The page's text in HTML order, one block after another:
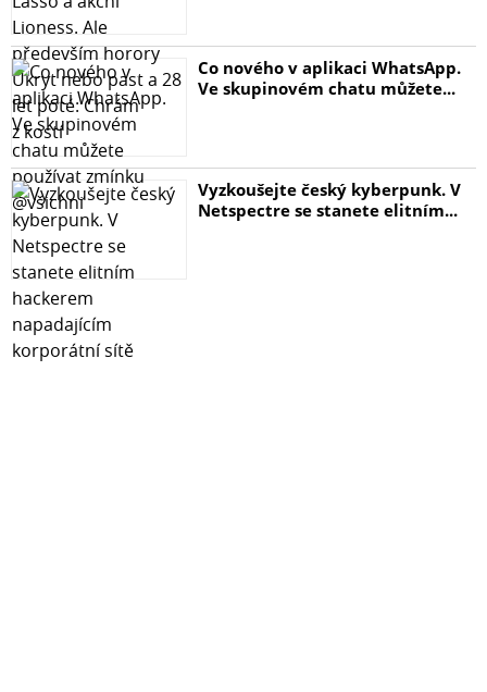
Co nového v aplikaci WhatsApp.
Ve skupinovém chatu můžete...
Vyzkoušejte český kyberpunk. V
Netspectre se stanete elitním...